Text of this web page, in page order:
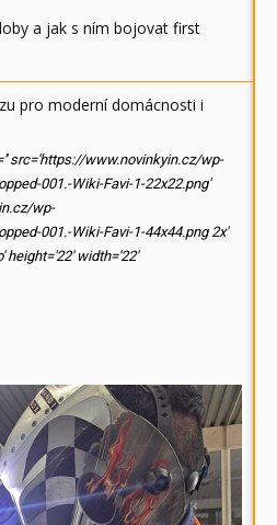
a jak s ním bojovat first
pro moderní domácnosti i
src='https://www.novinkyin.cz/wp-
001.-Wiki-Favi-1-22x22.png'
wp-
001.-Wiki-Favi-1-44x44.png 2x'
height='22' width='22'